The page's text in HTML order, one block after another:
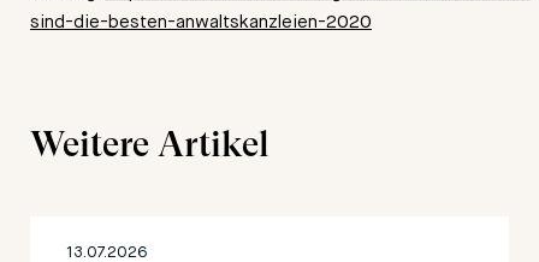
sind-die-besten-anwaltskanzleien-2020
Weitere Artikel
13.07.2026